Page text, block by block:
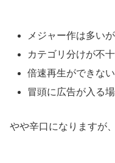
メジャー作は多い
カテゴリ分けが不
倍速再生ができない
冒頭に広告が入る
やや辛口になりますが